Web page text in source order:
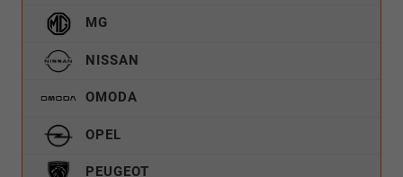
MG
NISSAN
OMODA
OPEL
PEUGEOT